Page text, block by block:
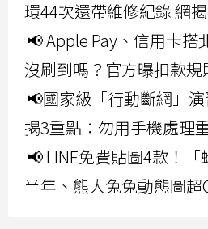
環44次還帶維修紀錄 網
📢 Apple Pay、信用卡搭
沒刷到嗎？官方曝扣款規
📢國家級「行動斷網」
揭3重點：勿用手機處理
📢 LINE免費貼圖4款！
半年、熊大兔兔動態圖超